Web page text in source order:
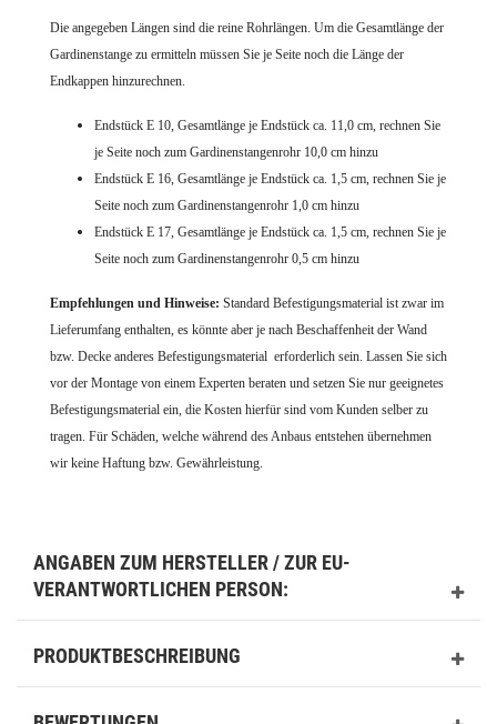
Die angegeben Längen sind die reine Rohrlängen. Um die Gesamtlänge der
Gardinenstange zu ermitteln müssen Sie je Seite noch die Länge der
Endkappen hinzurechnen.
Endstück E 10, Gesamtlänge je Endstück ca. 11,0 cm, rechnen Sie
je Seite noch zum Gardinenstangenrohr 10,0 cm hinzu
Endstück E 16, Gesamtlänge je Endstück ca. 1,5 cm, rechnen Sie je
Seite noch zum Gardinenstangenrohr 1,0 cm hinzu
Endstück E 17, Gesamtlänge je Endstück ca. 1,5 cm, rechnen Sie je
Seite noch zum Gardinenstangenrohr 0,5 cm hinzu
Empfehlungen und Hinweise: Standard Befestigungsmaterial ist zwar im
Lieferumfang enthalten, es könnte aber je nach Beschaffenheit der Wand
bzw. Decke anderes Befestigungsmaterial erforderlich sein. Lassen Sie sich
vor der Montage von einem Experten beraten und setzen Sie nur geeignetes
Befestigungsmaterial ein, die Kosten hierfür sind vom Kunden selber zu
tragen. Für Schäden, welche während des Anbaus entstehen übernehmen
wir keine Haftung bzw. Gewährleistung.
ANGABEN ZUM HERSTELLER / ZUR EU-
VERANTWORTLICHEN PERSON:
PRODUKTBESCHREIBUNG